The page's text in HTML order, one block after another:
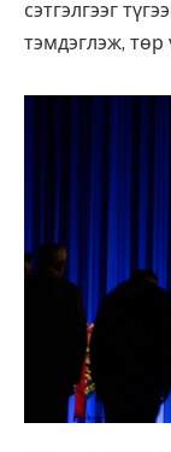
сэтгэлгээг
тэмдэглэж, төр